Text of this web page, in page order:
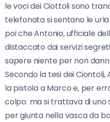
le voci dei Ciottoli sono
telefonata si sentano le
poi che Antonio, ufficiale
distaccato dai servizi
sapere niente per non
Secondo la tesi dei
la pistola a Marco e, per
colpo: ma si trattava di
per giunta nella vasca da